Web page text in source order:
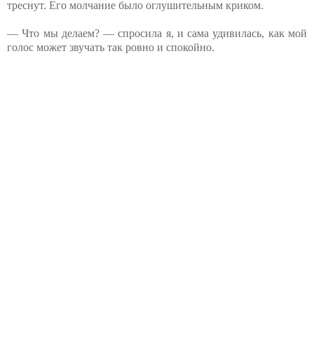
треснут. Его молчание было оглушительным криком.
— Что мы делаем? — спросила я, и сама удивилась, как мой
голос может звучать так ровно и спокойно.